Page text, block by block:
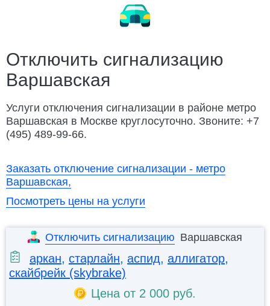
Ремонт электрооборудования
Разблокировать техноблок
Открыть капот
Слить топливо Ремонт замка зажигания
Отключить сигнализацию
Варшавская
Услуги отключения сигнализации в районе метро
Варшавская в Москве круглосуточно. Звоните: +7
(495) 489-99-66.
Заказать отключение сигнализации - метро
Варшавская,
Посмотреть цены на услуги
Отключить сигнализацию Варшавская
аркан, старлайн, аспид, аллигатор,
скайбрейк (skybrake)
Цена от 2 000 руб.